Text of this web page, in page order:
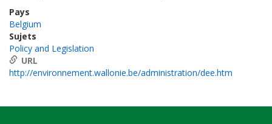
Pays
Belgium
Sujets
Policy and Legislation
URL
http://environnement.wallonie.be/administration/dee.htm